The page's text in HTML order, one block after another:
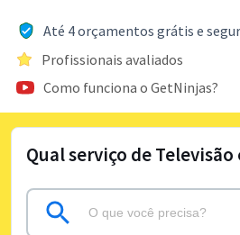
Até 4 orçamentos grátis e
Profissionais avaliados
Como funciona o GetNinjas?
Qual serviço de